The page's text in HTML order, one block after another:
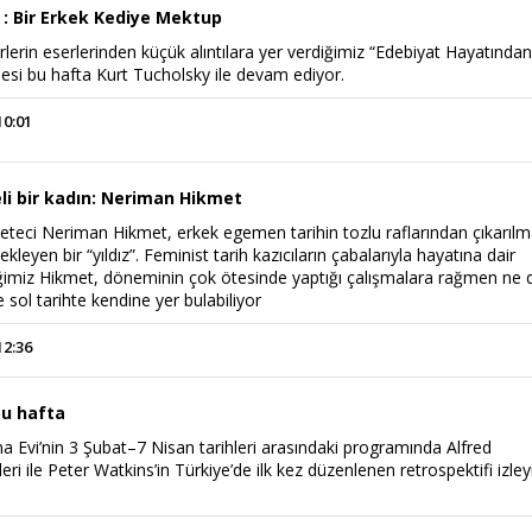
Bir Erkek Kediye Mektup
eserlerinden küçük alıntılara yer verdiğimiz “Edebiyat Hayatından
bu hafta Kurt Tucholsky ile devam ediyor.
bir kadın: Neriman Hikmet
Neriman Hikmet, erkek egemen tarihin tozlu raflarından
bir “yıldız”. Feminist tarih kazıcıların çabalarıyla hayatına dair
Hikmet, döneminin çok ötesinde yaptığı çalışmalara rağmen ne
sol tarihte kendine yer bulabiliyor
hafta
Evi’nin 3 Şubat–7 Nisan tarihleri arasındaki programında Alfred
ile Peter Watkins’in Türkiye’de ilk kez düzenlenen retrospektifi